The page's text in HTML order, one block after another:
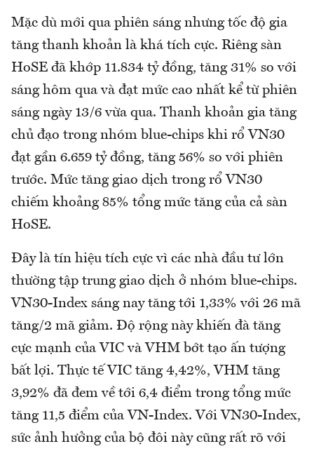
Mặc dù mới qua phiên sáng nhưng tốc độ gia
tăng thanh khoản là khá tích cực. Riêng sàn
HoSE đã khớp 11.834 tỷ đồng, tăng 31% so với
sáng hôm qua và đạt mức cao nhất kể từ phiên
sáng ngày 13/6 vừa qua. Thanh khoản gia tăng
chủ đạo trong nhóm blue-chips khi rổ VN30
đạt gần 6.659 tỷ đồng, tăng 56% so với phiên
trước. Mức tăng giao dịch trong rổ VN30
chiếm khoảng 85% tổng mức tăng của cả sàn
HoSE.
Đây là tín hiệu tích cực vì các nhà đầu tư lớn
thường tập trung giao dịch ở nhóm blue-chips.
VN30-Index sáng nay tăng tới 1,33% với 26 mã
tăng/2 mã giảm. Độ rộng này khiến đà tăng
cực mạnh của VIC và VHM bớt tạo ấn tượng
bất lợi. Thực tế VIC tăng 4,42%, VHM tăng
3,92% đã đem về tới 6,4 điểm trong tổng mức
tăng 11,5 điểm của VN-Index. Với VN30-Index,
sức ảnh hưởng của bộ đôi này cũng rất rõ với